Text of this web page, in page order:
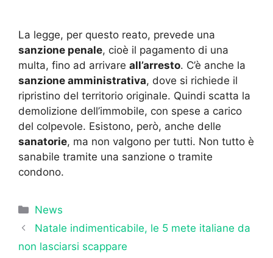
La legge, per questo reato, prevede una
sanzione penale, cioè il pagamento di una
multa, fino ad arrivare all’arresto. C’è anche la
sanzione amministrativa, dove si richiede il
ripristino del territorio originale. Quindi scatta la
demolizione dell’immobile, con spese a carico
del colpevole. Esistono, però, anche delle
sanatorie, ma non valgono per tutti. Non tutto è
sanabile tramite una sanzione o tramite
condono.
Categorie
News
Natale indimenticabile, le 5 mete italiane da
non lasciarsi scappare